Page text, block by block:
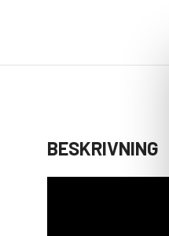
BESKRIVNING